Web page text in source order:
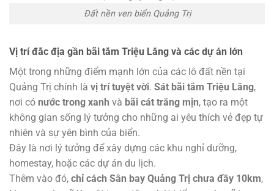
Đất nền ven biển Quảng Trị
Vị trí đắc địa gần bãi tắm Triệu Lăng và các dự án lớn
Một trong những điểm mạnh lớn của các lô đất nền tại
Quảng Trị chính là vị trí tuyệt vời. Sát bãi tắm Triệu Lăng,
nơi có nước trong xanh và bãi cát trắng mịn, tạo ra một
không gian sống lý tưởng cho những ai yêu thích vẻ đẹp tự
nhiên và sự yên bình của biển.
Đây là nơi lý tưởng để xây dựng các khu nghỉ dưỡng,
homestay, hoặc các dự án du lịch.
Thêm vào đó, chỉ cách Sân bay Quảng Trị chưa đầy 10km,